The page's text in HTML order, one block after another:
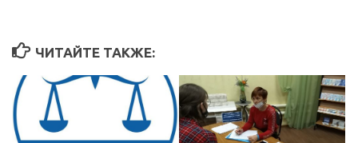
ЧИТАЙТЕ ТАКЖЕ: